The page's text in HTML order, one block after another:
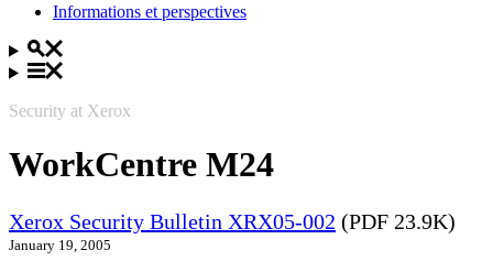
Informations et perspectives
Security at Xerox
WorkCentre M24
Xerox Security Bulletin XRX05-002 (PDF 23.9K)
January 19, 2005